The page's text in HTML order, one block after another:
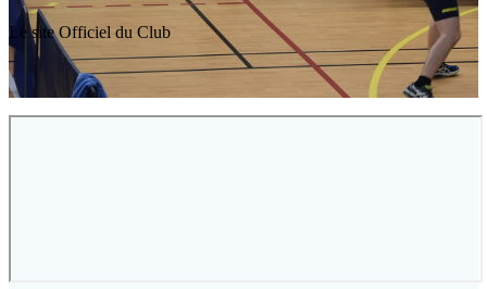
Le site Officiel du Club